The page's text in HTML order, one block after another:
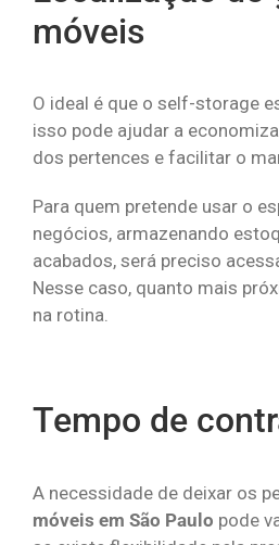
móveis
O ideal é que o self-storage
isso pode ajudar a
dos pertences e facilitar o
Para quem pretende usar o
negócios, armazenando
acabados, será preciso
Nesse caso, quanto mais
na rotina.
Tempo de
A necessidade de deixar os
móveis em São Paulo pode